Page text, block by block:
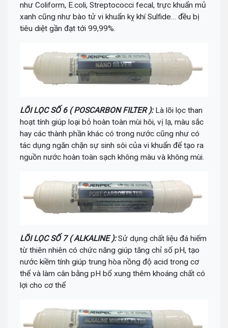
như Coliform, E.coli, Streptococci fecal, trực khuẩn mủ
xanh cũng như bào tử vi khuẩn kỵ khí Sulfide… đều bị
tiêu diệt gần đạt tới 99,99%.
LÕI LỌC SỐ 6 ( POSCARBON FILTER ): Là lõi lọc than
hoạt tính giúp loại bỏ hoàn toàn mùi hôi, vị lạ, màu sắc
hay các thành phần khác có trong nước cũng như có
tác dụng ngăn chặn sự sinh sôi của vi khuẩn để tạo ra
nguồn nước hoàn toàn sạch không màu và không mùi.
LÕI LỌC SỐ 7 ( ALKALINE ): Sử dụng chất liệu đá hiếm
từ thiên nhiên có chức năng giúp tăng chỉ số pH, tạo
nước kiềm tính giúp trung hòa nồng độ acid trong cơ
thể và làm cân bằng pH bổ xung thêm khoáng chất có
lợi cho cơ thể